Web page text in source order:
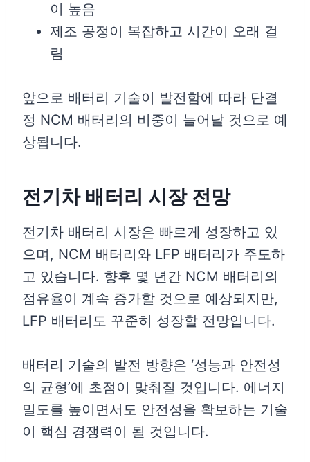
이 높음
제조 공정이 복잡하고 시간이 오래 걸
림
앞으로 배터리 기술이 발전함에 따라 단결
정 NCM 배터리의 비중이 늘어날 것으로 예
상됩니다.
전기차 배터리 시장 전망
전기차 배터리 시장은 빠르게 성장하고 있
으며, NCM 배터리와 LFP 배터리가 주도하
고 있습니다. 향후 몇 년간 NCM 배터리의
점유율이 계속 증가할 것으로 예상되지만,
LFP 배터리도 꾸준히 성장할 전망입니다.
배터리 기술의 발전 방향은 ‘성능과 안전성
의 균형’에 초점이 맞춰질 것입니다. 에너지
밀도를 높이면서도 안전성을 확보하는 기술
이 핵심 경쟁력이 될 것입니다.